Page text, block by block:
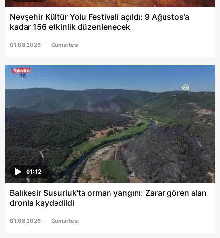
Nevşehir Kültür Yolu Festivali açıldı: 9 Ağustos’a
kadar 156 etkinlik düzenlenecek
01.08.2026 Cumartesi
01:12
Balıkesir Susurluk'ta orman yangını: Zarar gören alan
dronla kaydedildi
01.08.2026 Cumartesi